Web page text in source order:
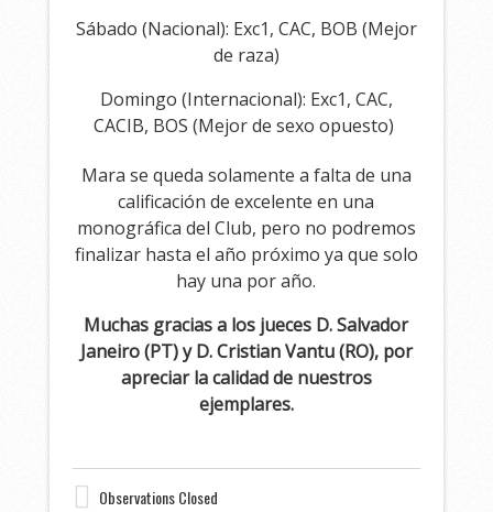
Sábado (Nacional): Exc1, CAC, BOB (Mejor
de raza)
Domingo (Internacional): Exc1, CAC,
CACIB, BOS (Mejor de sexo opuesto)
Mara se queda solamente a falta de una
calificación de excelente en una
monográfica del Club, pero no podremos
finalizar hasta el año próximo ya que solo
hay una por año.
Muchas gracias a los jueces D. Salvador
Janeiro (PT) y D. Cristian Vantu (RO), por
apreciar la calidad de nuestros
ejemplares.
Observations Closed